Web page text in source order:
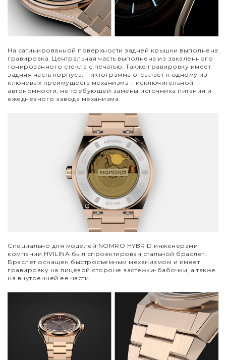
На сатинированной поверхности задней крышки выполнена
гравировка. Центральная часть выполнена из закаленного
тонированного стекла с печатью. Также гравировку имеет
задняя часть корпуса. Пиктограмма отсылает к одному из
ключевых преимуществ механизма – исключительной
автономности, не требующей замены источника питания и
ежедневного завода механизма.
Специально для моделей NOMRO HYBRID инженерами
компании HVILINA был спроектирован стальной браслет.
Браслет оснащен быстросъемным механизмом и имеет
гравировку на лицевой стороне застежки-бабочки, а также
на внутренней ее части.